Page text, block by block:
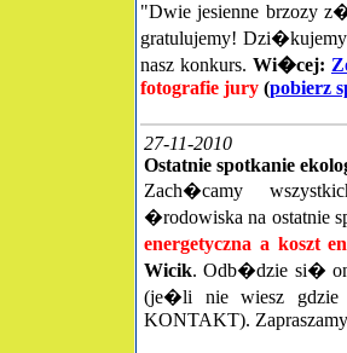
"Dwie jesienne brzozy
gratulujemy!
nasz konkurs. Wi�cej:
fotografie jury (pobierz
27-11-2010
Ostatnie spotkanie
Zach�camy
�rodowiska na ostatnie
energetyczna a koszt
Wicik. Odb�dzie si�
(je�li nie wiesz gdzie
KONTAKT).